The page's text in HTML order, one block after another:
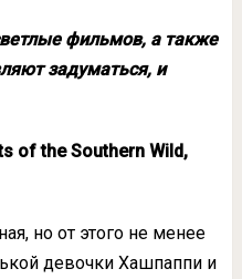
фильмов, а также
задуматься, и
of the Southern Wild,
но от этого не менее
девочки Хашпаппи и